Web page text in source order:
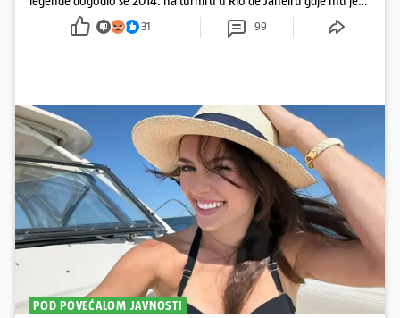
pažnju odvlačila ljepotica iza klupe
31 99
POD POVEĆALOM JAVNOSTI